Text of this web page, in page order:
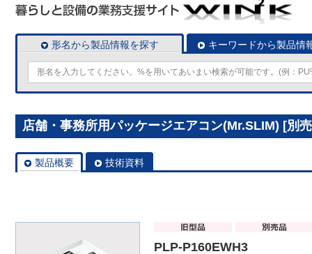
形名から製品情報を探す キーワードから製品情
店舗・事務所用パッケージエアコン(Mr.SLIM) [別
製品概要 技術資料
PLP-P160EWH3